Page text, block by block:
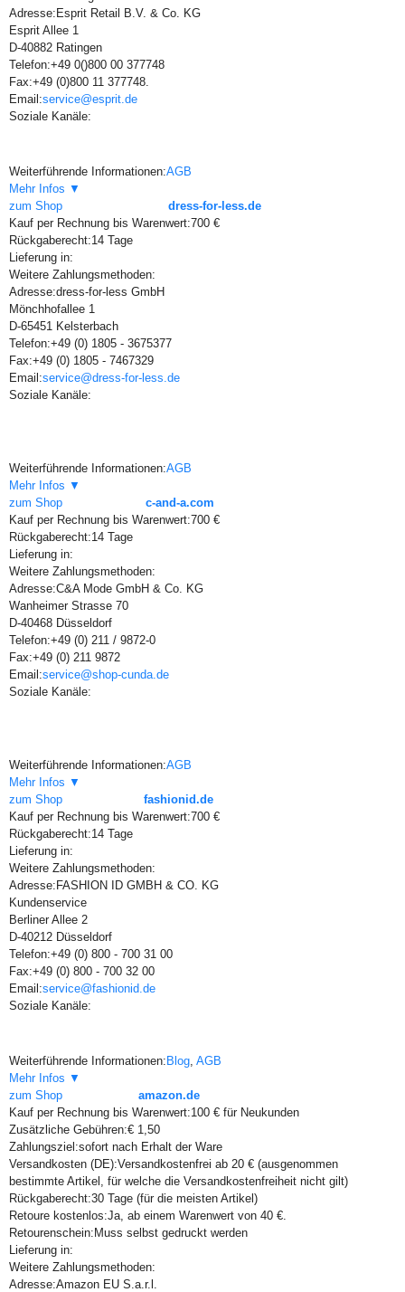
Adresse: Esprit Retail B.V. & Co. KG
Esprit Allee 1
D-40882 Ratingen
Telefon:+49 0()800 00 377748
Fax:+49 (0)800 11 377748.
Email:service@esprit.de
Soziale Kanäle:
Weiterführende Informationen:AGB
Mehr Infos ▼
zum Shop
dress-for-less.de
Kauf per Rechnung bis Warenwert:700 €
Rückgaberecht:14 Tage
Lieferung in:
Weitere Zahlungsmethoden:
Adresse:dress-for-less GmbH
Mönchhofallee 1
D-65451 Kelsterbach
Telefon:+49 (0) 1805 - 3675377
Fax:+49 (0) 1805 - 7467329
Email:service@dress-for-less.de
Soziale Kanäle:
Weiterführende Informationen:AGB
Mehr Infos ▼
zum Shop
c-and-a.com
Kauf per Rechnung bis Warenwert:700 €
Rückgaberecht:14 Tage
Lieferung in:
Weitere Zahlungsmethoden:
Adresse:C&A Mode GmbH & Co. KG
Wanheimer Strasse 70
D-40468 Düsseldorf
Telefon:+49 (0) 211 / 9872-0
Fax:+49 (0) 211 9872
Email:service@shop-cunda.de
Soziale Kanäle:
Weiterführende Informationen:AGB
Mehr Infos ▼
zum Shop
fashionid.de
Kauf per Rechnung bis Warenwert:700 €
Rückgaberecht:14 Tage
Lieferung in:
Weitere Zahlungsmethoden:
Adresse: FASHION ID GMBH & CO. KG
Kundenservice
Berliner Allee 2
D-40212 Düsseldorf
Telefon:+49 (0) 800 - 700 31 00
Fax:+49 (0) 800 - 700 32 00
Email:service@fashionid.de
Soziale Kanäle:
Weiterführende Informationen: Blog, AGB
Mehr Infos ▼
zum Shop
amazon.de
Kauf per Rechnung bis Warenwert:100 € für Neukunden
Zusätzliche Gebühren:€ 1,50
Zahlungsziel:sofort nach Erhalt der Ware
Versandkosten (DE):Versandkostenfrei ab 20 € (ausgenommen
bestimmte Artikel, für welche die Versandkostenfreiheit nicht gilt)
Rückgaberecht:30 Tage (für die meisten Artikel)
Retoure kostenlos:Ja, ab einem Warenwert von 40 €.
Retourenschein: Muss selbst gedruckt werden
Lieferung in:
Weitere Zahlungsmethoden:
Adresse:Amazon EU S.a.r.l.